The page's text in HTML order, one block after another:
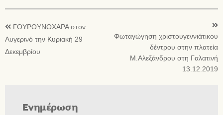
ΓΟΥΡΟΥΝΟΧΑΡΑ στον
Αυγερινό την Κυριακή 29
Δεκεμβρίου
Φωταγώγηση χριστουγεννιάτικου
δέντρου στην πλατεία
Μ.Αλεξάνδρου στη Γαλατινή
13.12.2019
Ενημέρωση